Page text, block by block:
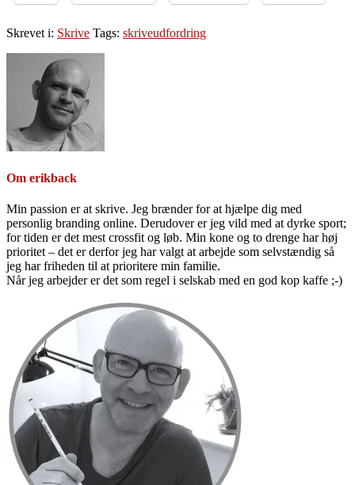
Skrevet i: Skrive Tags: skriveudfordring
Om erikback
Min passion er at skrive. Jeg brænder for at hjælpe dig med
personlig branding online. Derudover er jeg vild med at dyrke sport;
for tiden er det mest crossfit og løb. Min kone og to drenge har høj
prioritet – det er derfor jeg har valgt at arbejde som selvstændig så
jeg har friheden til at prioritere min familie.
Når jeg arbejder er det som regel i selskab med en god kop kaffe ;-)
Sidebar